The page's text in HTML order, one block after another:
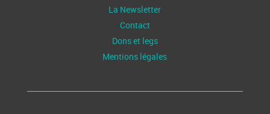
La Newsletter
Contact
Dons et legs
Mentions légales